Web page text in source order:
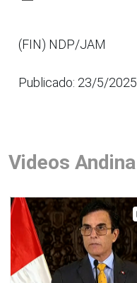
(FIN) NDP/JAM
Publicado: 23/5/2025
Videos Andina